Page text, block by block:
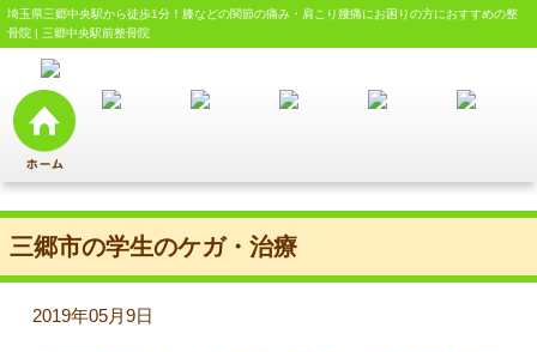
埼玉県三郷中央駅から徒歩1分！膝などの関節の痛み・肩こり腰痛にお困りの方におすすめの整
骨院 | 三郷中央駅前整骨院
三郷市の学生のケガ・治療
2019年05月9日